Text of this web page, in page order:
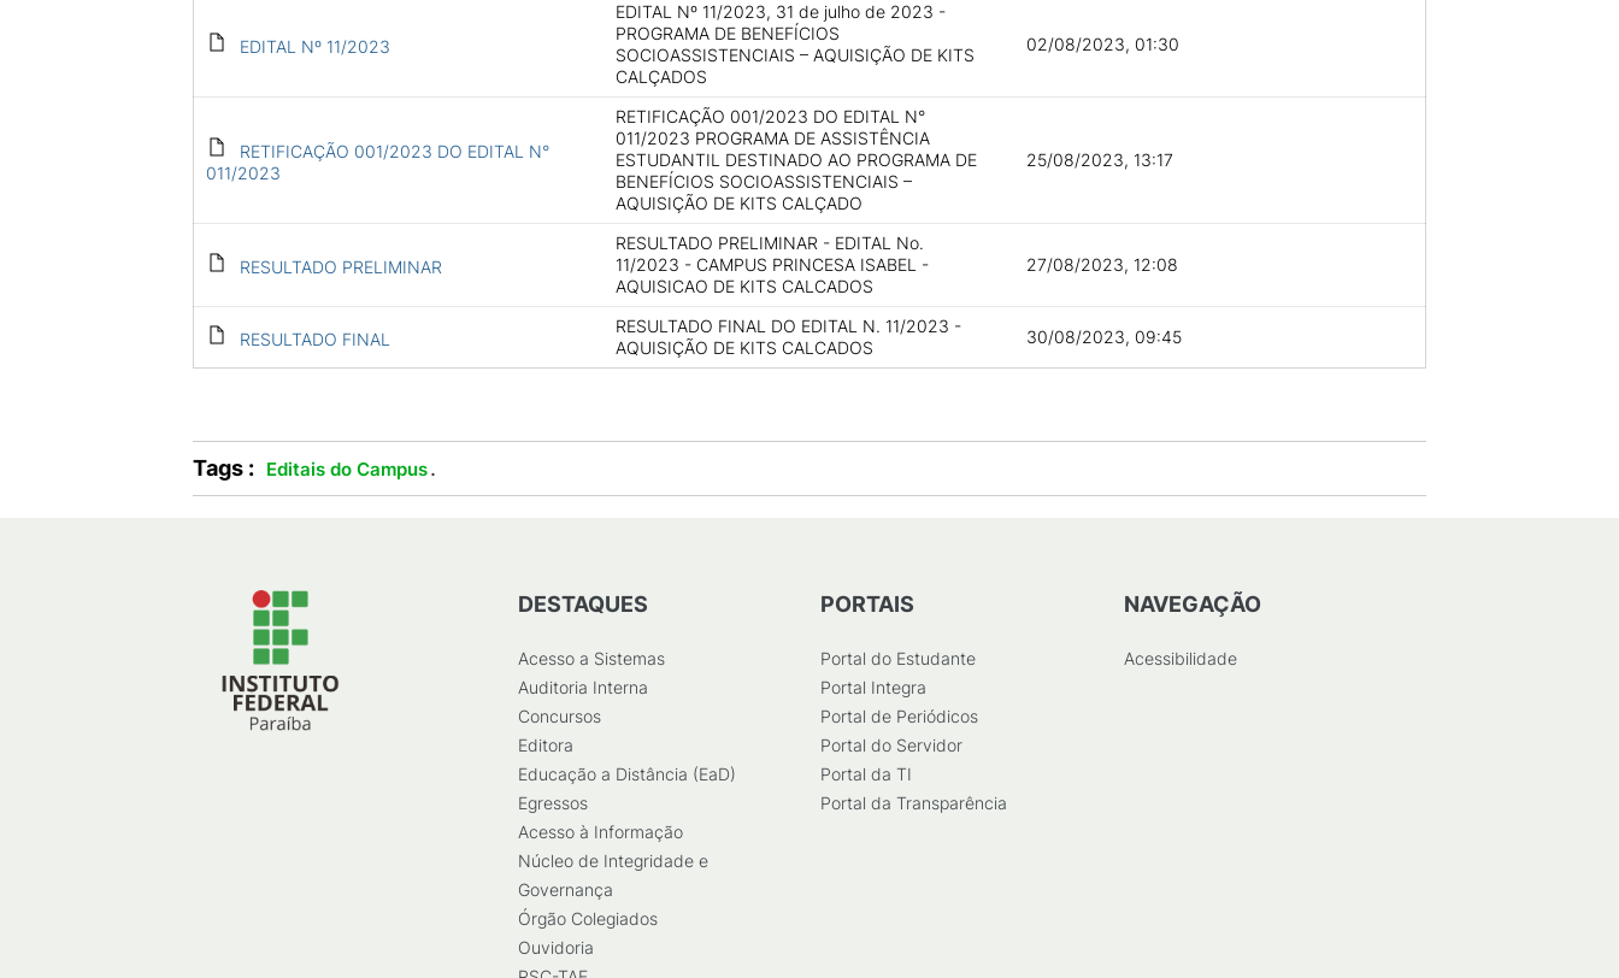
EDITAL Nº 11/2023
EDITAL Nº 11/2023, 31 de julho de 2023 -
PROGRAMA DE BENEFÍCIOS
SOCIOASSISTENCIAIS – AQUISIÇÃO DE KITS
CALÇADOS
02/08/2023, 01:30
RETIFICAÇÃO 001/2023 DO EDITAL N°
011/2023
RETIFICAÇÃO 001/2023 DO EDITAL N°
011/2023 PROGRAMA DE ASSISTÊNCIA
ESTUDANTIL DESTINADO AO PROGRAMA DE
BENEFÍCIOS SOCIOASSISTENCIAIS –
AQUISIÇÃO DE KITS CALÇADO
25/08/2023, 13:17
RESULTADO PRELIMINAR
RESULTADO PRELIMINAR - EDITAL No.
11/2023 - CAMPUS PRINCESA ISABEL -
AQUISICAO DE KITS CALCADOS
27/08/2023, 12:08
RESULTADO FINAL
RESULTADO FINAL DO EDITAL N. 11/2023 -
AQUISIÇÃO DE KITS CALCADOS
30/08/2023, 09:45
Tags : Editais do Campus.
DESTAQUES
Acesso a Sistemas
Auditoria Interna
Concursos
Editora
Educação a Distância (EaD)
Egressos
Acesso à Informação
Núcleo de Integridade e
Governança
Órgão Colegiados
Ouvidoria
PORTAIS
Portal do Estudante
Portal Integra
Portal de Periódicos
Portal do Servidor
Portal da TI
Portal da Transparência
NAVEGAÇÃO
Acessibilidade